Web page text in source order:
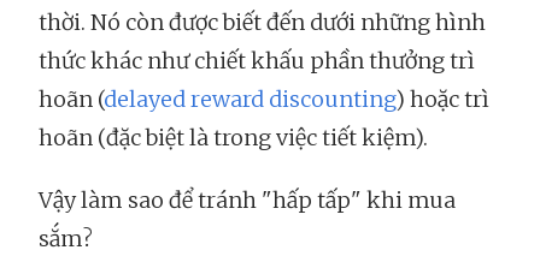
thời. Nó còn được biết đến dưới những hình
thức khác như chiết khấu phần thưởng trì
hoãn (delayed reward discounting) hoặc trì
hoãn (đặc biệt là trong việc tiết kiệm).
Vậy làm sao để tránh "hấp tấp" khi mua
sắm?